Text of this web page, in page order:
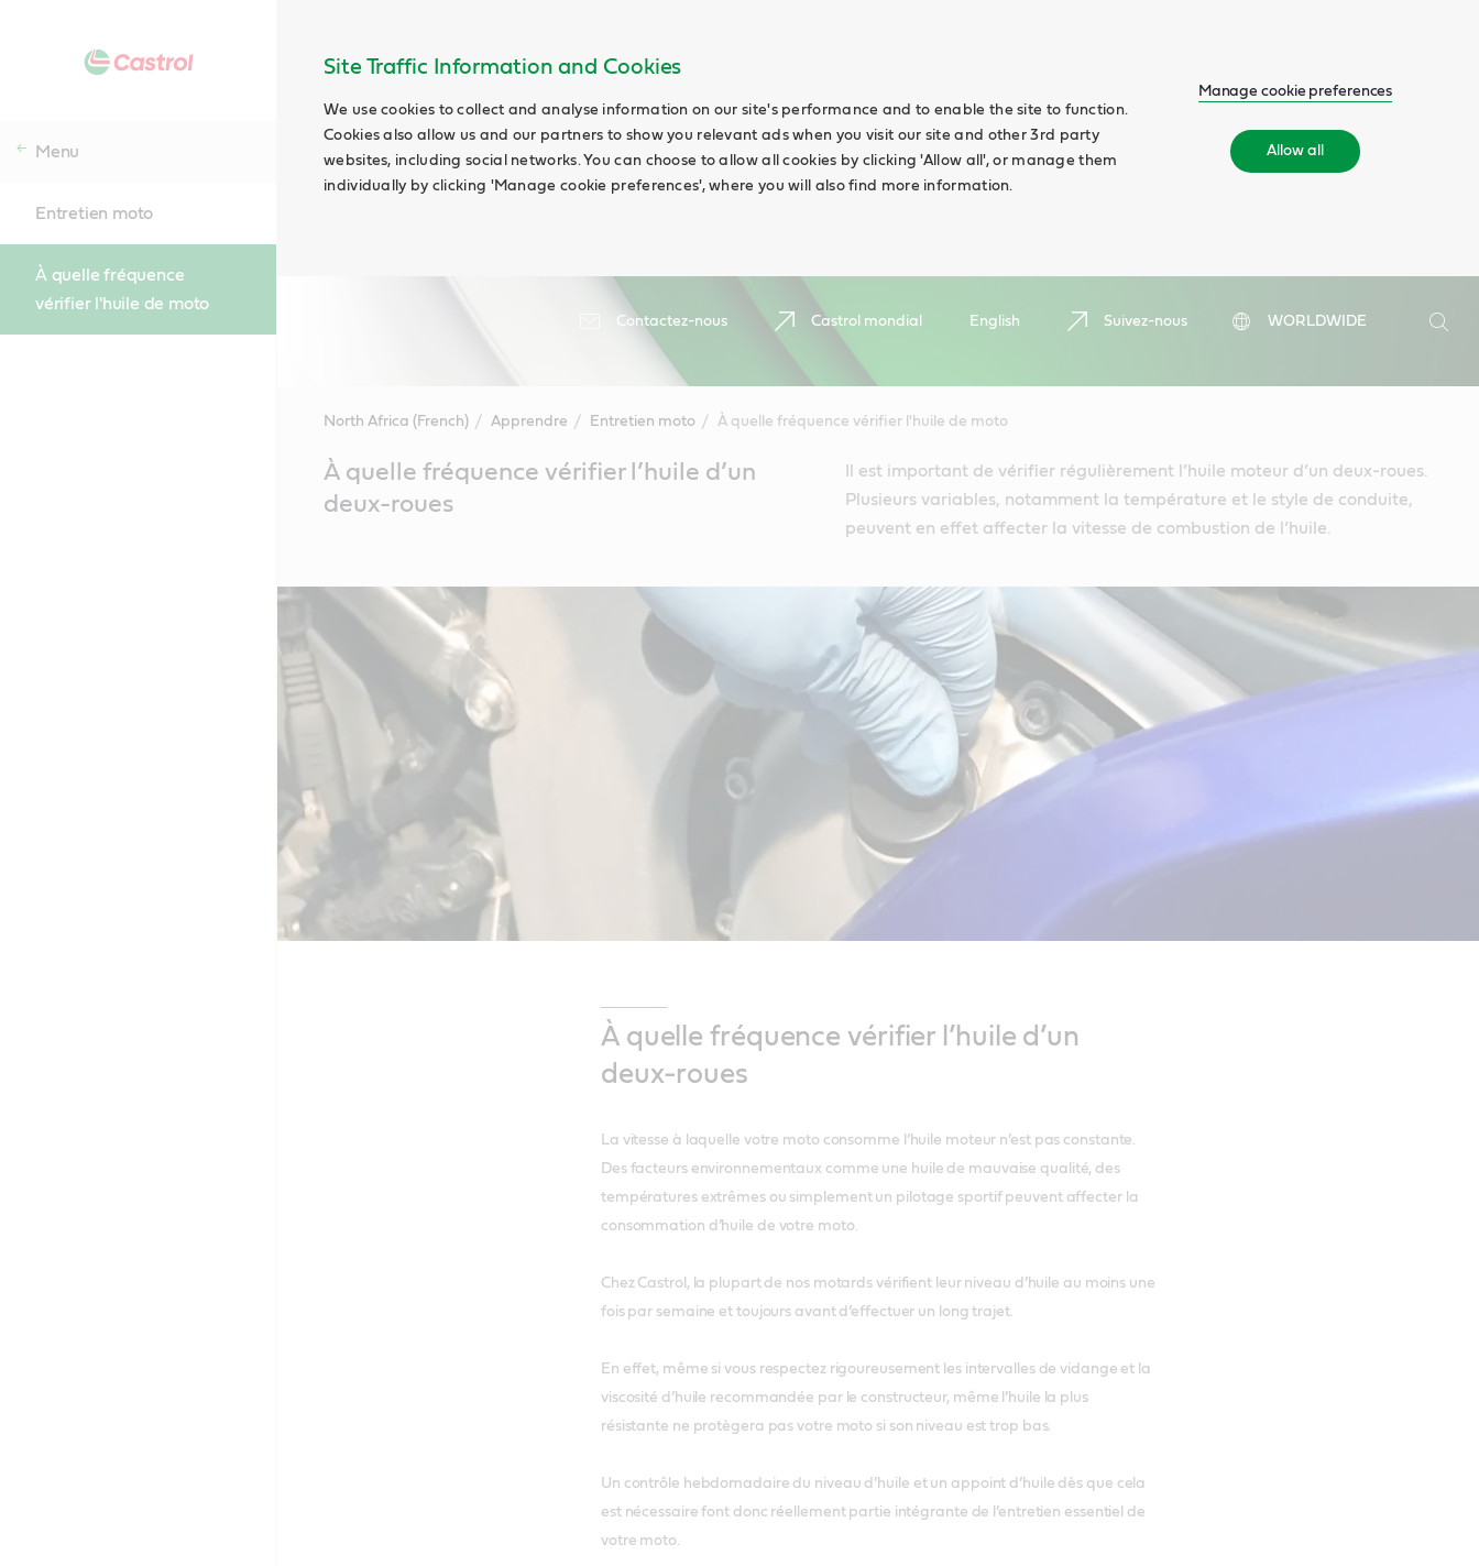
Site Traffic Information and Cookies
We use cookies to collect and analyse information on our site's performance and to enable the site to function.
Cookies also allow us and our partners to show you relevant ads when you visit our site and other 3rd party
websites, including social networks. You can choose to allow all cookies by clicking 'Allow all', or manage them
individually by clicking 'Manage cookie preferences', where you will also find more information.
Manage cookie preferences
Allow all
Contactez-nous Castrol mondial English Suivez-nous
WORLDWIDE
Search
Menu
Entretien moto
À quelle fréquence
vérifier l'huile de moto
North Africa (French) Apprendre Entretien moto À quelle fréquence vérifier l'huile de moto
ContentÀ quelle fréquence vérifier l’huile d’un
deux-roues
Il est important de vérifier régulièrement l’huile moteur d’un deux-roues.
Plusieurs variables, notamment la température et le style de conduite,
peuvent en effet affecter la vitesse de combustion de l’huile.
À quelle fréquence vérifier l’huile d’un
deux-roues
La vitesse à laquelle votre moto consomme l’huile moteur n’est pas constante.
Des facteurs environnementaux comme une huile de mauvaise qualité, des
températures extrêmes ou simplement un pilotage sportif peuvent affecter la
consommation d’huile de votre moto.
Chez Castrol, la plupart de nos motards vérifient leur niveau d’huile au moins une
fois par semaine et toujours avant d’effectuer un long trajet.
En effet, même si vous respectez rigoureusement les intervalles de vidange et la
viscosité d’huile recommandée par le constructeur, même l’huile la plus
résistante ne protègera pas votre moto si son niveau est trop bas.
Un contrôle hebdomadaire du niveau d’huile et un appoint d’huile dès que cela
est nécessaire font donc réellement partie intégrante de l’entretien essentiel de
votre moto.